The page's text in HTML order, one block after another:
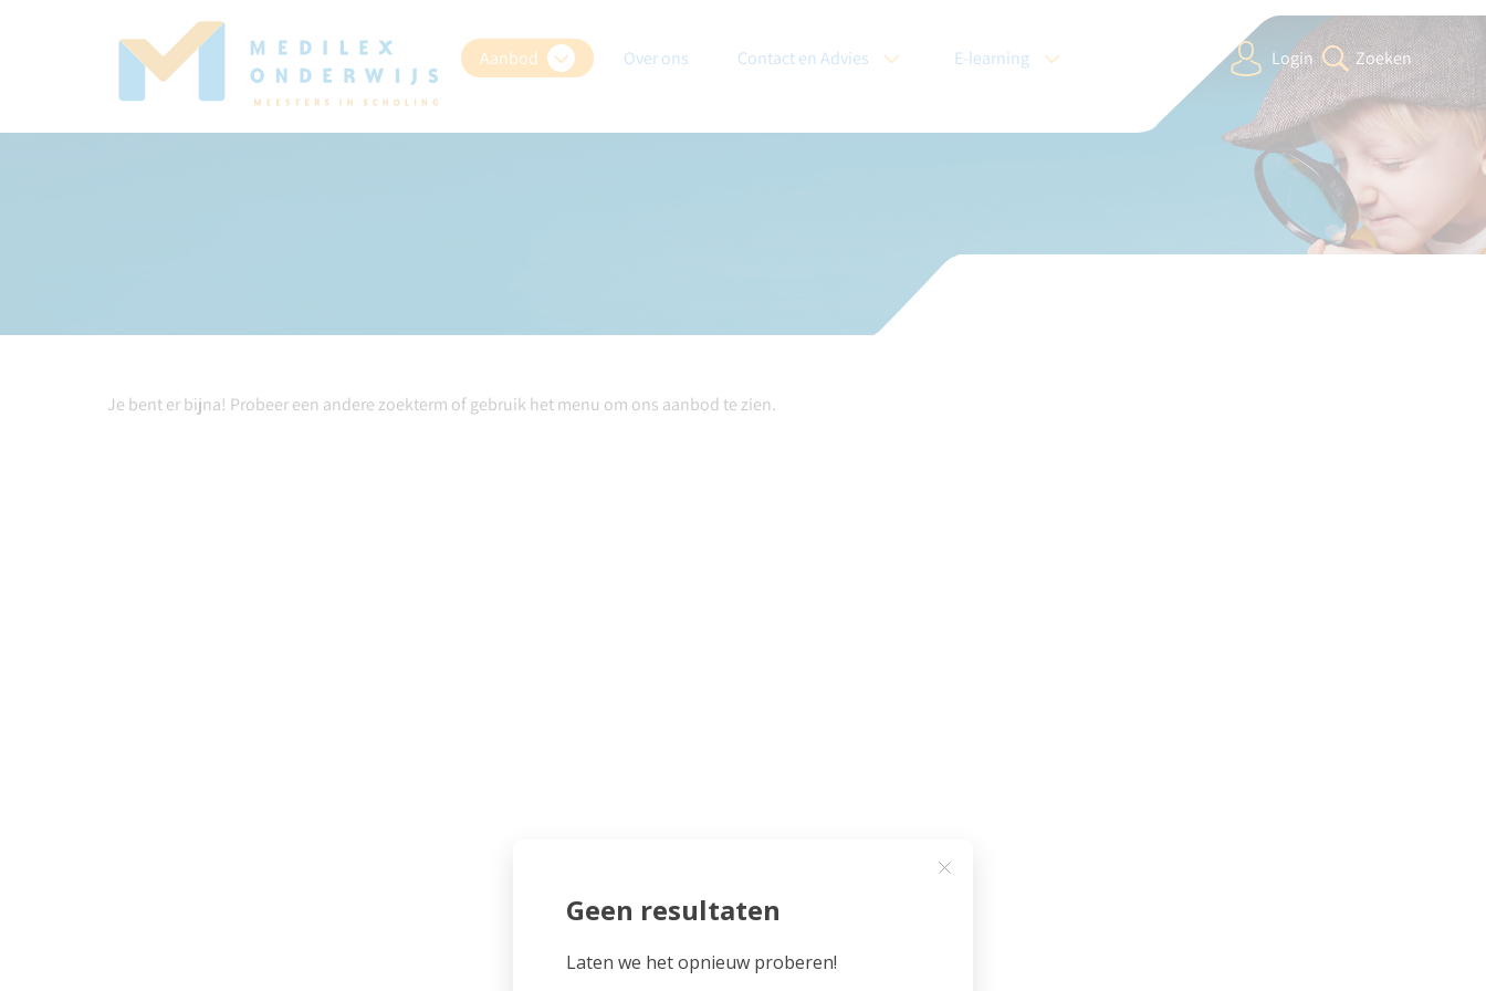
Aanbod Over ons Contact en Advies E-learning Login Zoeken
Je bent er bijna! Probeer een andere zoekterm of gebruik het menu om ons aanbod te zien.